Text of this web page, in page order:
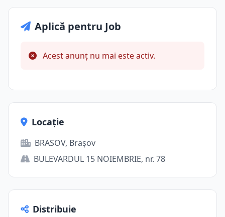
Aplică pentru Job
Acest anunț nu mai este activ.
Locație
BRASOV, Brașov
BULEVARDUL 15 NOIEMBRIE, nr. 78
Distribuie